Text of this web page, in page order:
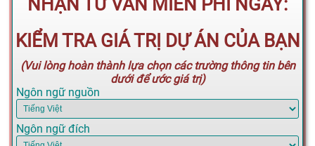
NHẬN TƯ VẤN MIỄN PHÍ NGAY:
KIỂM TRA GIÁ TRỊ DỰ ÁN CỦA BẠN
(Vui lòng hoàn thành lựa chọn các trường thông tin bên
dưới để ước giá trị)
Ngôn ngữ nguồn
Ngôn ngữ đích